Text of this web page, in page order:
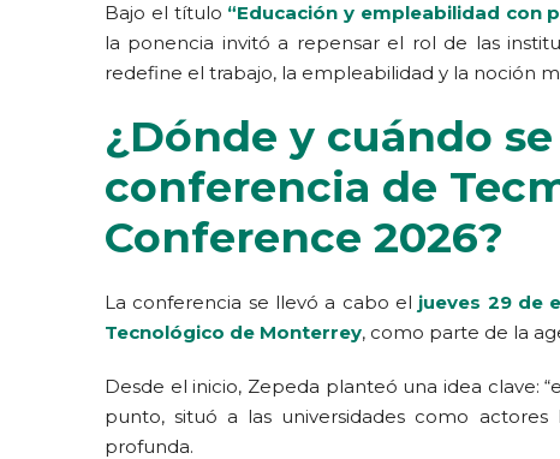
Bajo el título “Educación y empleabilidad con
la ponencia invitó a repensar el rol de las
redefine el trabajo, la empleabilidad y la noción
¿Dónde y cuándo
conferencia de
Conference 2026?
La conferencia se llevó a cabo el jueves 29 de
Tecnológico de Monterrey, como parte de la
Desde el inicio, Zepeda planteó una idea clave:
punto, situó a las universidades como
profunda.